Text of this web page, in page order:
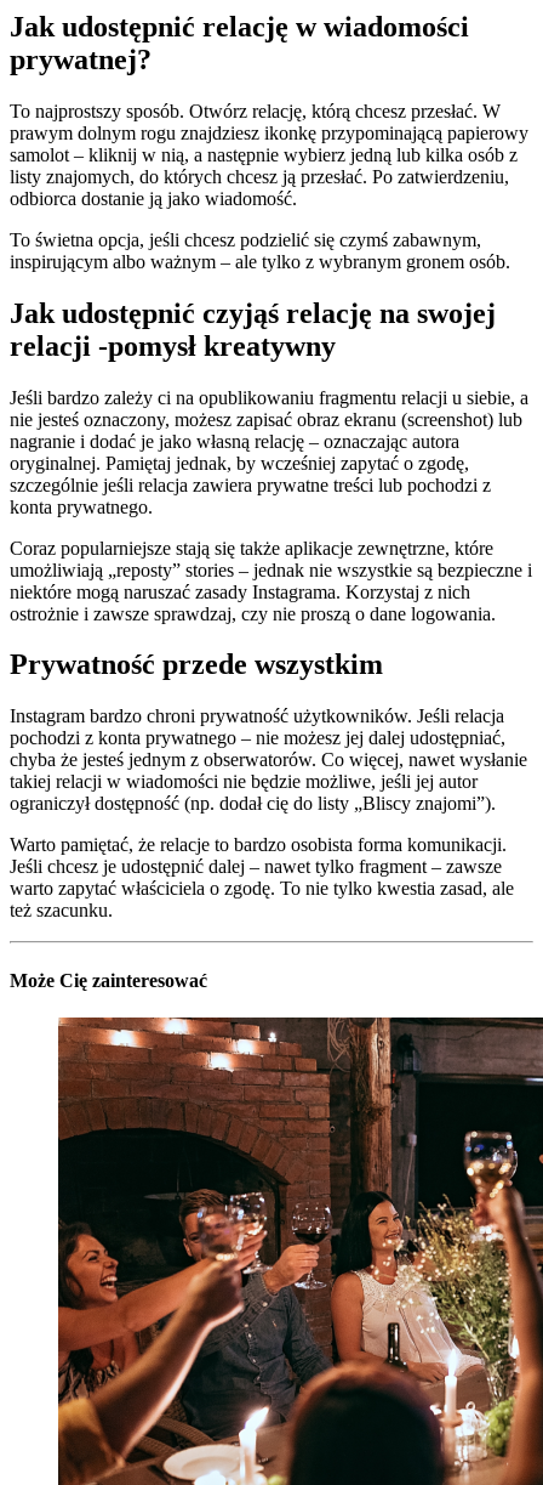
Jak udostępnić relację w wiadomości
prywatnej?
To najprostszy sposób. Otwórz relację, którą chcesz przesłać. W
prawym dolnym rogu znajdziesz ikonkę przypominającą papierowy
samolot – kliknij w nią, a następnie wybierz jedną lub kilka osób z
listy znajomych, do których chcesz ją przesłać. Po zatwierdzeniu,
odbiorca dostanie ją jako wiadomość.
To świetna opcja, jeśli chcesz podzielić się czymś zabawnym,
inspirującym albo ważnym – ale tylko z wybranym gronem osób.
Jak udostępnić czyjąś relację na swojej
relacji -pomysł kreatywny
Jeśli bardzo zależy ci na opublikowaniu fragmentu relacji u siebie, a
nie jesteś oznaczony, możesz zapisać obraz ekranu (screenshot) lub
nagranie i dodać je jako własną relację – oznaczając autora
oryginalnej. Pamiętaj jednak, by wcześniej zapytać o zgodę,
szczególnie jeśli relacja zawiera prywatne treści lub pochodzi z
konta prywatnego.
Coraz popularniejsze stają się także aplikacje zewnętrzne, które
umożliwiają „reposty” stories – jednak nie wszystkie są bezpieczne i
niektóre mogą naruszać zasady Instagrama. Korzystaj z nich
ostrożnie i zawsze sprawdzaj, czy nie proszą o dane logowania.
Prywatność przede wszystkim
Instagram bardzo chroni prywatność użytkowników. Jeśli relacja
pochodzi z konta prywatnego – nie możesz jej dalej udostępniać,
chyba że jesteś jednym z obserwatorów. Co więcej, nawet wysłanie
takiej relacji w wiadomości nie będzie możliwe, jeśli jej autor
ograniczył dostępność (np. dodał cię do listy „Bliscy znajomi”).
Warto pamiętać, że relacje to bardzo osobista forma komunikacji.
Jeśli chcesz je udostępnić dalej – nawet tylko fragment – zawsze
warto zapytać właściciela o zgodę. To nie tylko kwestia zasad, ale
też szacunku.
Może Cię zainteresować